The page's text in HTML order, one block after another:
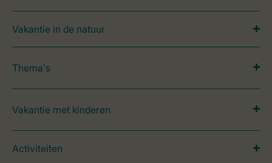
Vakantie in de natuur
Thema's
Vakantie met kinderen
Activiteiten